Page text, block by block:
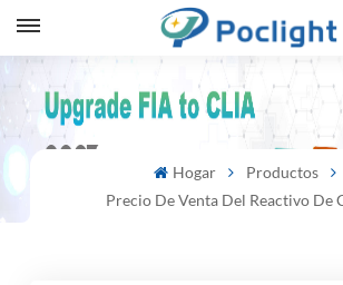
Hogar
Productos
Precio De Venta Del Reactivo De